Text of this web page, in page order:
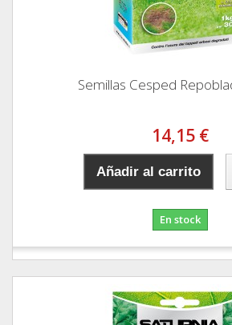
Semillas Cesped
14,15 €
Añadir al carrito
En stock